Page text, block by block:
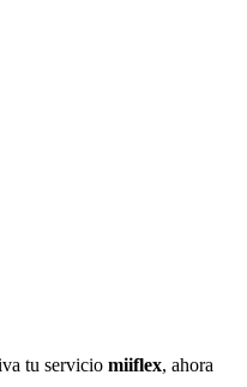
tu servicio miiflex, ahora